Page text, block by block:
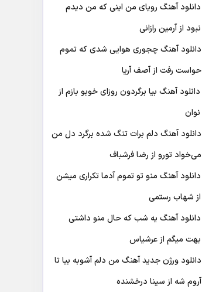
دانلود آهنگ رویای من اینی که من دیدم
نبود از آرمین رازانی
دانلود آهنگ ﭼﺠﻮری ﻫﻮاﻳﻰ ﺷﺪی ﻛﻪ ﺗﻤﻮم
ﺣﻮاﺳﺖ رﻓﺖ از آصف آریا
دانلود آهنگ بیا برگردون روزای خوبو بازم از
نوان
دانلود آهنگ دلم برات تنگ شده برگرد دل من
می‌خواد تورو از رضا فرشباف
دانلود آهنگ منو تو تموم آدما تکراری میشن
از شهاب رستمی
دانلود آهنگ ﻳﻪ ﺷﺐ ﻛﻪ ﺣﺎل ﻣﻨﻮ داﺷﺘﻰ
ﺑﻬﺖ میگم از عرشیاس
دانلود ورژن جدید آهنگ من دلم آشوبه بیا تا
آروم شه از سینا درخشنده